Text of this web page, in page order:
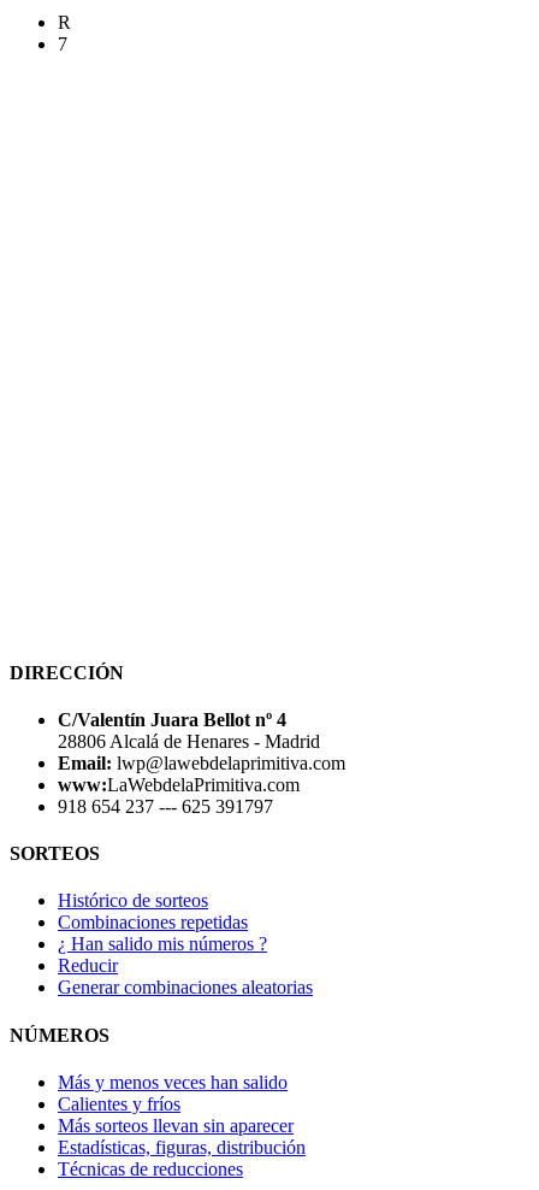
R
7
DIRECCIÓN
C/Valentín Juara Bellot nº 4
28806 Alcalá de Henares - Madrid
Email: lwp@lawebdelaprimitiva.com
www:LaWebdelaPrimitiva.com
918 654 237 --- 625 391797
SORTEOS
Histórico de sorteos
Combinaciones repetidas
¿ Han salido mis números ?
Reducir
Generar combinaciones aleatorias
NÚMEROS
Más y menos veces han salido
Calientes y fríos
Más sorteos llevan sin aparecer
Estadísticas, figuras, distribución
Técnicas de reducciones